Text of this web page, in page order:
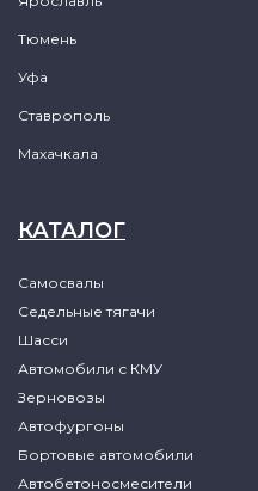
Тюмень
Уфа
Ставрополь
Махачкала
КАТАЛОГ
Самосвалы
Седельные тягачи
Шасси
Автомобили с КМУ
Зерновозы
Автофургоны
Бортовые автомобили
Автобетоносмесители